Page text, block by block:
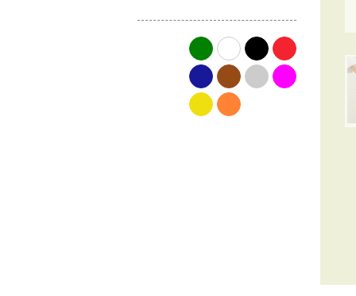
groenwit zwartrood
blauwbruingrijsroze
geeloranje